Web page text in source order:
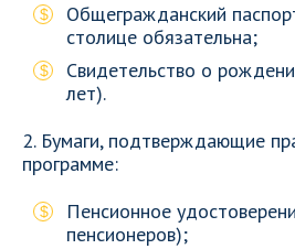
Общегражданский
столице обязательна;
Свидетельство о
лет).
2. Бумаги, подтверждающие
программе:
Пенсионное
пенсионеров);